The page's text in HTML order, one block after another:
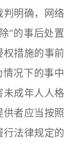
判明确，网络
”的事后处置
权措施的事前
情况下的事中
未成年人人格
者应当按照
行法律规定的